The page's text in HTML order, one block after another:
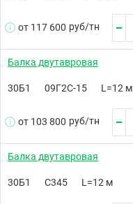
от 117 600 руб/тн
Балка двутавровая
30Б1 09Г2С-15 L=12 м
от 103 800 руб/тн
Балка двутавровая
30Б1 С345 L=12 м